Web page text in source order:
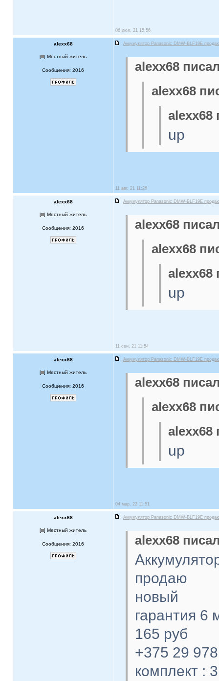
06 июл, 21 15:56
alexx68 Аккумулятор Panasonic DMW-BLF19E
[ ] Местный житель
Сообщения: 2016
alexx68
alexx68
alexx68
up
11 авг, 21 11:26
alexx68 Аккумулятор Panasonic DMW-BLF19E
[ ] Местный житель
Сообщения: 2016
alexx68
alexx68
alexx68
up
11 сен, 21 11:54
alexx68 Аккумулятор Panasonic DMW-BLF19E
[ ] Местный житель
Сообщения: 2016
alexx68
alexx68
alexx68
up
04 мар, 22 11:51
alexx68 Аккумулятор Panasonic DMW-BLF19E
[ ] Местный житель
Сообщения: 2016 alexx68
продаю
новый
гарантия 6
165 руб
+375 29
комплект :